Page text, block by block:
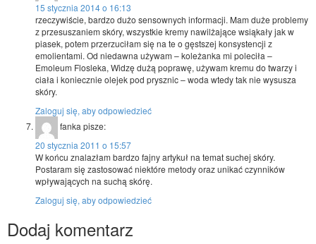
15 stycznia 2014 o 16:13
rzeczywiście, bardzo dużo sensownych informacji. Mam duże problemy
z przesuszaniem skóry, wszystkie kremy nawilżające wsiąkały jak w
piasek, potem przerzuciłam się na te o gęstszej konsystencji z
emolientami. Od niedawna używam – koleżanka mi poleciła –
Emoleum Flosleka, Widzę dużą poprawę, używam kremu do twarzy i
ciała i koniecznie olejek pod prysznic – woda wtedy tak nie wysusza
skóry.
Zaloguj się, aby odpowiedzieć
fanka pisze:
20 stycznia 2011 o 15:57
W końcu znalazłam bardzo fajny artykuł na temat suchej skóry.
Postaram się zastosować niektóre metody oraz unikać czynników
wpływających na suchą skórę.
Zaloguj się, aby odpowiedzieć
Dodaj komentarz